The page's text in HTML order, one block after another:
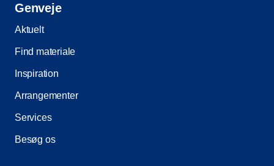
Genveje
Aktuelt
Find materiale
Inspiration
Arrangementer
Services
Besøg os